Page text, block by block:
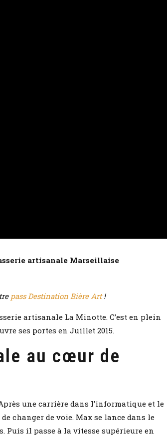
artisanale Marseillaise
pass Destination Bière Art!
artisanale La Minotte. C’est en plein
ses portes en Juillet 2015.
au cœur de
une carrière dans l’informatique et le
changer de voie. Max se lance dans le
Puis il passe à la vitesse supérieure en